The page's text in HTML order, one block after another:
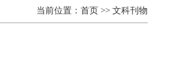
当前位置： 首页 >> 文科刊物